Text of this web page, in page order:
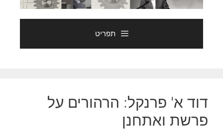
תפריט
דוד א' פרנקל: הרהורים על
פרשת ואתחנן